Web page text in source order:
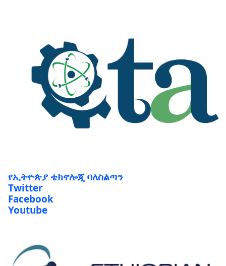
የኢትዮጵያ ቴክኖሎጂ ባለስልጣን
Twitter
Facebook
Youtube